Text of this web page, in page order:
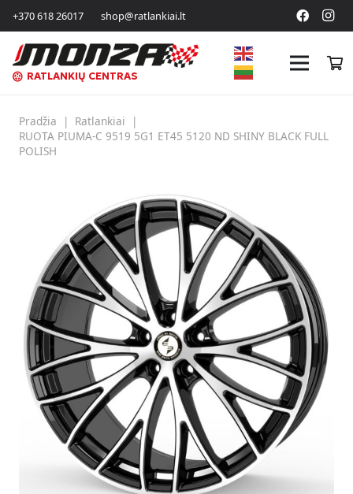
+370 618 26017 shop@ratlankiai.lt
RATLANKIŲ CENTRAS
Pradžia | Ratlankiai
|
RUOTA PIUMA-C 9519 5G1 ET45 5120 ND SHINY BLACK FULL
POLISH